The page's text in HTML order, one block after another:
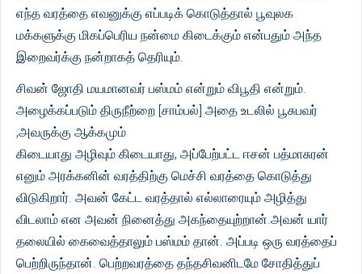
எந்த வரத்தை எவனுக்கு எப்படிக் கொடுத்தால் பூவுலக
மக்களுக்கு மிகப்பெரிய நன்மை கிடைக்கும் என்பதும் அந்த
இறைவர்க்கு நன்றாகத் தெரியும்.
சிவன் ஜோதி மயமானவர் பஸ்மம் என்றும் விபூதி என்றும்.
அழைக்கப்படும் திருநீற்றை [சாம்பல்] அதை உடலில் பூசுபவர்
,அவருக்கு ஆக்கமும்
கிடையாது அழிவும் கிடையாது, அப்பேற்பட்ட ஈசன் பத்மாசுரன்
எனும் அரக்கனின் வரத்திற்கு மெச்சி வரத்தை கொடுத்து
விடுகிறார். அவன் கேட்ட வரத்தால் எல்லாரையும் அழித்து
விடலாம் என அவன் நினைத்து அகந்தையுற்றான்.அவன் யார்
தலையில் கைவைத்தாலும் பஸ்மம் தான். அப்படி ஒரு வரத்தைப்
பெற்றிருந்தான். பெற்றவரத்தை தந்தசிவனிடமே சோதித்துப்